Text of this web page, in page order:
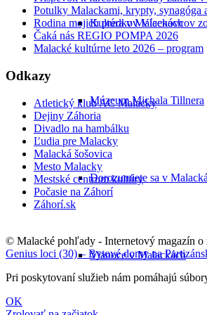
Kultúra v Malackách
Múzeum Michala Tillnera
Dorozumiete sa v
Vianoce v Malackách
Potulky Malackami, krypty, synagóga
Rodina mojich predkov Vícenovcov
Čaká nás REGIO POMPA 2026
Malacké kultúrne leto 2026 – program
Odkazy
Atletický klub AC Malacky
Dejiny Záhoria
Divadlo na hambálku
Ľudia pre Malacky
Malacká šošovica
Mesto Malacky
Mestské centrum kultúry
Počasie na Záhorí
Záhorí.sk
© Malacké pohľady - Internetový magazín o
Genius loci (30) – Bytové domy na
Pri poskytovaní služieb nám pomáhajú
OK